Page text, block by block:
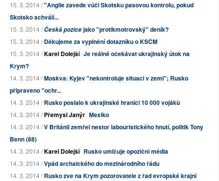
15. 3. 2014 /"Anglie zavede vůči Skotsku pasovou kontrolu, pokud
Skotsko schválí...
15. 3. 2014 /Česká pozicejako "protikmotrovský" deník?
15. 3. 2014 /Děkujeme za vyplnění dotazníku o KSČM
15. 3. 2014 /Karel Dolejší Je reálné očekávat ukrajinský útok na
Krym?
14. 3. 2014 /Moskva: Kyjev "nekontroluje situaci v zemi"; Rusko
připraveno "ochr...
14. 3. 2014 /Rusko poslalo k ukrajinské hranici 10 000 vojáků
14. 3. 2014 /Přemysl Janýr Mexiko
14. 3. 2014 /V Británii zemřel nestor labouristického hnutí, politik Tony
Benn (88)
14. 3. 2014 /Karel Dolejší Rusko umlčuje opoziční média
14. 3. 2014 /Vpád archaického do mezinárodního řádu
14. 3. 2014 /Rusko zve na Krym pozorovatele z řad evropské krajní